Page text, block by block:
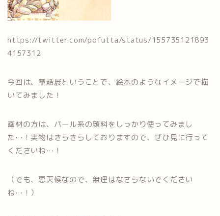
https://twitter.com/pofutta/status/155735121893
4157312
今回は、童話展ということで、絵本のようなイメージで描
いてみました！
画材の方は、パール系の顔料をしっかり使ってみまし
た…！実物はきらきらしておりますので、ぜひ見に行って
くださいね…！
（でも、悪天候なので、無理はなさらないでください
ね…！）